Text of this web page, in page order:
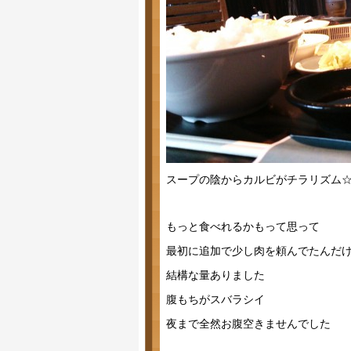
スープの陰からカルビがチラリズム
もっと食べれるかもって思って
最初に追加で少し肉を頼んでたんだ
結構な量ありました
腹もちがスバラシイ
夜まで全然お腹空きませんでした